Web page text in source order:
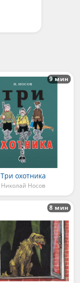
Три охотника
Николай Носов
9 мин
8 мин